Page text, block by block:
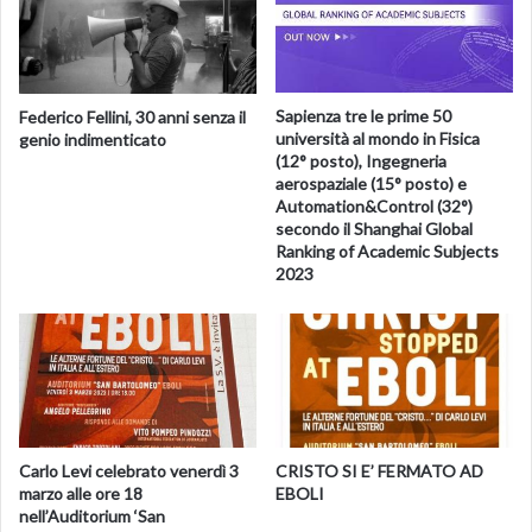
C, targhe, diplomi ed
altro. Tutte le poesie potranno essere pubblicate su “Il
Saggio”, rivista di cultura,
organo del Centro o su un apposito libro. Ogni poeta deve
ritirare personalmente il
premio attribuitogli e, solo per gravi motivi gli è consentito
qualcuno che intervenga in sua vece. La cerimonia di
Auletta (SA) nel Maggio o Giugno 2022. La partecipazione
l’accettazione incondizionata del presente regolamento.
Annotazione– Le poesie pervenute non verranno
restituite e potranno essere
utilizzate per un’eventuale pubblicazione edita dal nostro
Centro. Ogni opera dovrà
essere frutto esclusivo del proprio ingegno. Le poesie
oggetto di plagio saranno
Federico Fellini, 30 anni senza il
genio indimenticato
Sapienza tre le prime 50
università al mondo in Fisica
(12° posto), Ingegneria
aerospaziale (15° posto) e
Automation&Control (32°)
secondo il Shanghai Global
Ranking of Academic Subjects
2023
Carlo Levi celebrato venerdì 3
marzo alle ore 18
nell’Auditorium ‘San
CRISTO SI E’ FERMATO AD
EBOLI